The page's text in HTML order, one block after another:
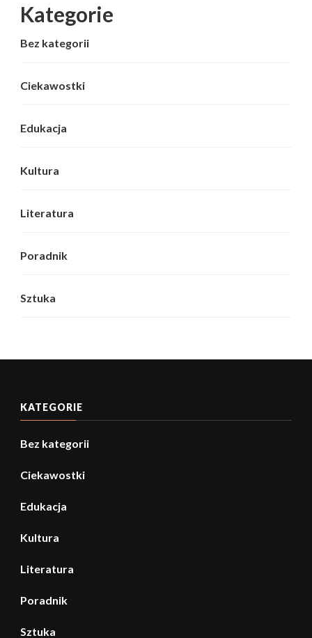
Kategorie
Bez kategorii
Ciekawostki
Edukacja
Kultura
Literatura
Poradnik
Sztuka
KATEGORIE
Bez kategorii
Ciekawostki
Edukacja
Kultura
Literatura
Poradnik
Sztuka